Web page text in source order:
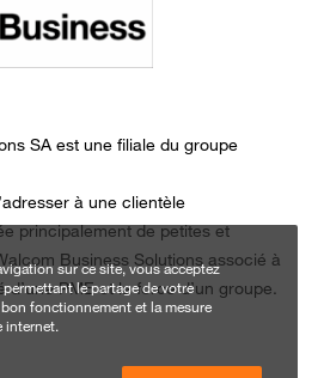
SA est une filiale du groupe
à une clientèle
principalement de petites et
Business Solutions associé à
d’une PME et la force d’un groupe.
sur ce site, vous acceptez
le partage de votre
fonctionnement et la mesure
internet.